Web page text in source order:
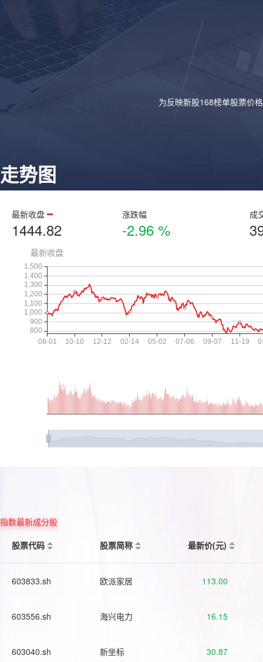
为反映新股168榜单股票价
走势图
最新收盘
1444.82
涨跌幅
-2.96 %
成
指数最新成分股
股票代码
股票简称 最新价(元)
603833.sh 欧派家居 113.00
603556.sh 海兴电力 16.15
603040.sh 新坐标 30.87